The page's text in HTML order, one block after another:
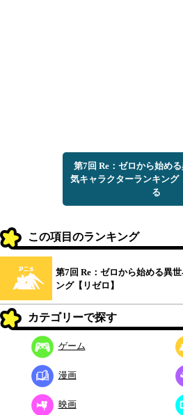
第7回 Re：ゼロから始め
気キャラクターランキング
る
この項目のランキング
第7回 Re：ゼロから始める異
ング【リゼロ】
カテゴリーで探す
ゲーム
漫画
映画